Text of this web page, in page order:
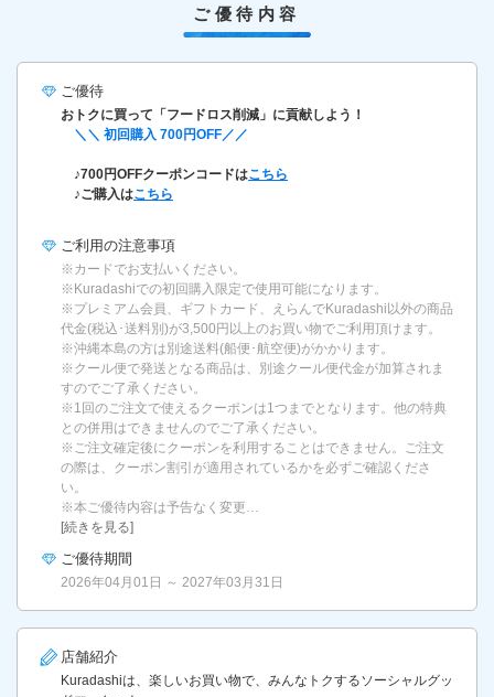
ご優待内容
ご優待
おトクに買って「フードロス削減」に貢献しよう！
＼＼ 初回購入 700円OFF／／
♪700円OFFクーポンコードはこちら
♪ご購入はこちら
ご利用の注意事項
※カードでお支払いください。
※Kuradashiでの初回購入限定で使用可能になります。
※プレミアム会員、ギフトカード、えらんでKuradashi以外の商品
代金(税込･送料別)が3,500円以上のお買い物でご利用頂けます。
※沖縄本島の方は別途送料(船便･航空便)がかかります。
※クール便で発送となる商品は、別途クール便代金が加算されま
すのでご了承ください。
※1回のご注文で使えるクーポンは1つまでとなります。他の特典
との併用はできませんのでご了承ください。
※ご注文確定後にクーポンを利用することはできません。ご注文
の際は、クーポン割引が適用されているかを必ずご確認くださ
い。
※本ご優待内容は予告なく変更…
[続きを見る]
ご優待期間
2026年04月01日 ～ 2027年03月31日
店舗紹介
Kuradashiは、楽しいお買い物で、みんなトクするソーシャルグッ